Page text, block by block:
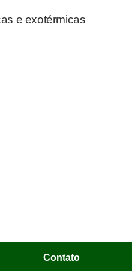
e exotérmicas
Contato